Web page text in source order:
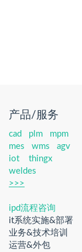
产品/服务
cad plm
mpm
mes
wms
agv
iot
thingx
weldes
>>>
ipd流程咨询
it系统实施&部署
业务&技术培训
运营&外包